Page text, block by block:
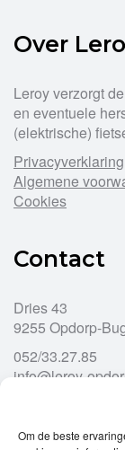
Om de beste
Over
Leroy verzorgt
en eventuele
(elektrische)
Privacyverklaring
Algemene
Cookies
Contact
Dries 43
9255 Opdorp-
052/33.27.85
info@leroy-